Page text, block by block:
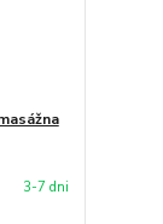
3-7 dni